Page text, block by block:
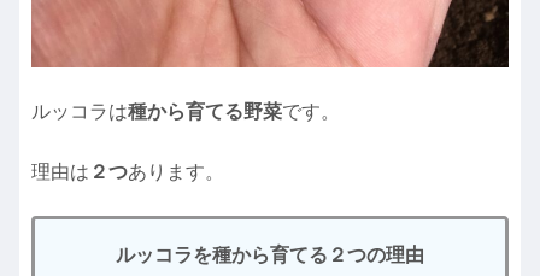
ルッコラは種から育てる野菜です。
理由は ２つあります。
ルッコラを種から育てる２つの理由